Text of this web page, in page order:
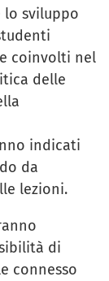
lo sviluppo
coinvolti nel
delle
indicati
da
lezioni.
di
connesso